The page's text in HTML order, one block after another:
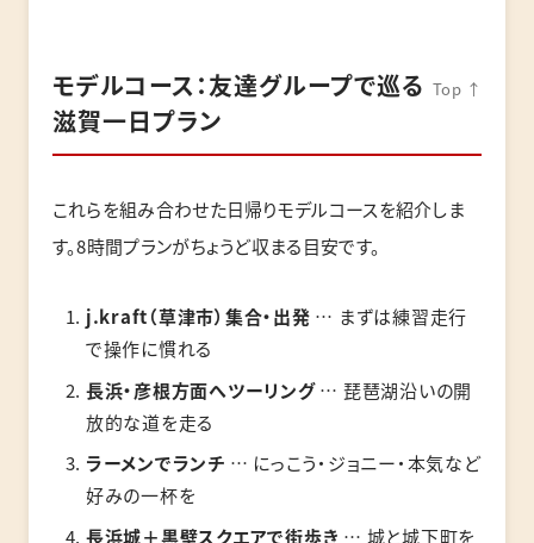
モデルコース：友達グループで巡る
滋賀一日プラン
Top ↑
これらを組み合わせた日帰りモデルコースを紹介しま
す。8時間プランがちょうど収まる目安です。
j.kraft（草津市）集合・出発 … まずは練習走行
で操作に慣れる
長浜・彦根方面へツーリング… 琵琶湖沿いの開
放的な道を走る
ラーメンでランチ … にっこう・ジョニー・本気など
好みの一杯を
長浜城＋黒壁スクエアで街歩き … 城と城下町を